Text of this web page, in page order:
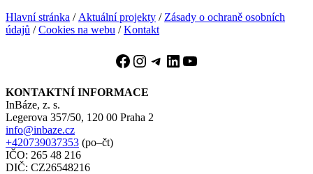
Hlavní stránka / Aktuální projekty / Zásady o ochraně osobních
údajů /Cookies na webu /Kontakt
Facebook
Instagram
Telegram
LinkedIn
YouTube
KONTAKTNÍ INFORMACE
InBáze, z. s.
Legerova 357/50, 120 00 Praha 2
info@inbaze.cz
+420739037353 (po–čt)
IČO: 265 48 216
DIČ: CZ26548216